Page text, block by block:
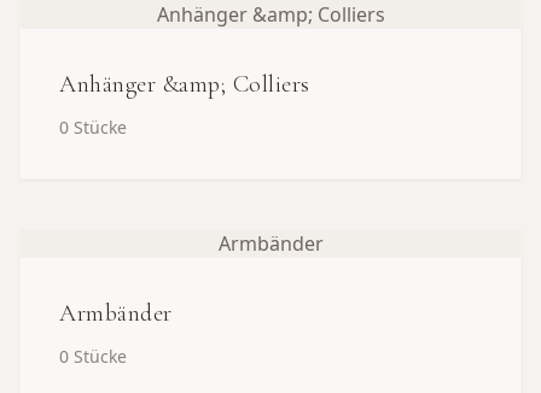
Anhänger &amp; Colliers
Anhänger &amp; Colliers
0 Stücke
Armbänder
Armbänder
0 Stücke